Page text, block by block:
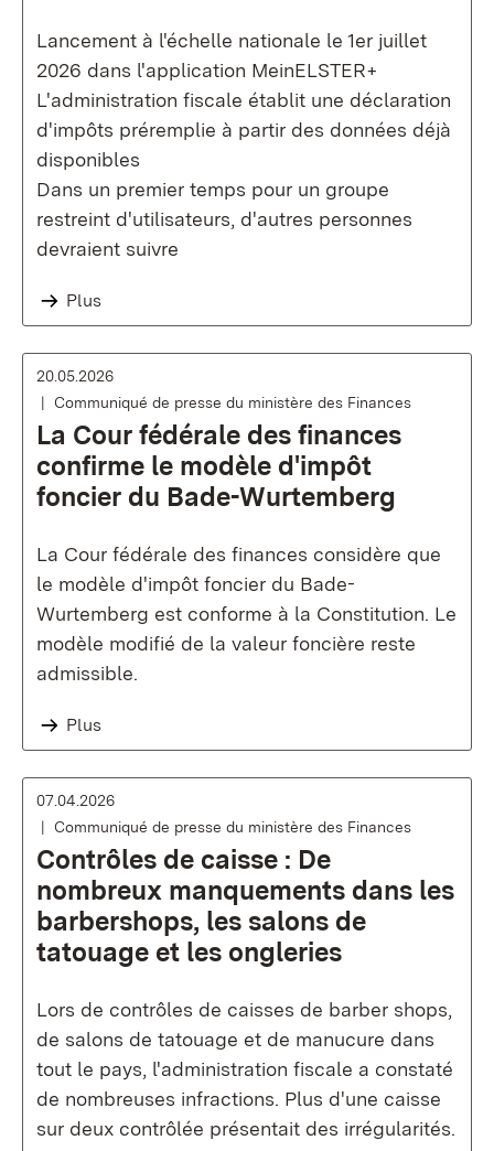
Lancement à l'échelle nationale le 1er juillet
2026 dans l'application MeinELSTER+
L'administration fiscale établit une déclaration
d'impôts préremplie à partir des données déjà
disponibles
Dans un premier temps pour un groupe
restreint d'utilisateurs, d'autres personnes
devraient suivre
Plus
20.05.2026
Communiqué de presse du ministère des Finances
La Cour fédérale des finances
confirme le modèle d'impôt
foncier du Bade-Wurtemberg
La Cour fédérale des finances considère que
le modèle d'impôt foncier du Bade-
Wurtemberg est conforme à la Constitution. Le
modèle modifié de la valeur foncière reste
admissible.
Plus
07.04.2026
Communiqué de presse du ministère des Finances
Contrôles de caisse : De
nombreux manquements dans les
barbershops, les salons de
tatouage et les ongleries
Lors de contrôles de caisses de barber shops,
de salons de tatouage et de manucure dans
tout le pays, l'administration fiscale a constaté
de nombreuses infractions. Plus d'une caisse
sur deux contrôlée présentait des irrégularités.